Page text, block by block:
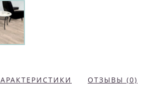
ОТЗЫВЫ (0)